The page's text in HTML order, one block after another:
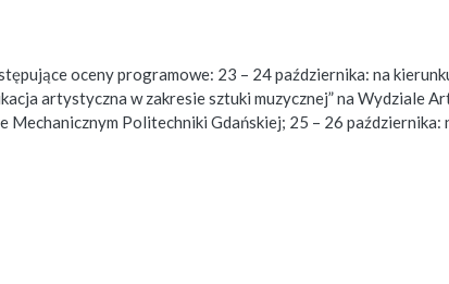
oceny programowe: 23 – 24 października: na
artystyczna w zakresie sztuki muzycznej” na
Mechanicznym Politechniki Gdańskiej; 25 – 26